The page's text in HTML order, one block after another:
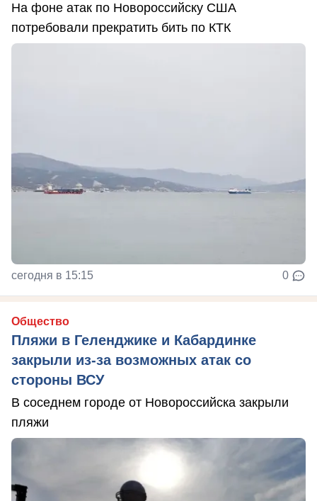
На фоне атак по Новороссийску США
потребовали прекратить бить по КТК
сегодня в 15:15 0
Общество
Пляжи в Геленджике и Кабардинке
закрыли из-за возможных атак со
стороны ВСУ
В соседнем городе от Новороссийска закрыли
пляжи